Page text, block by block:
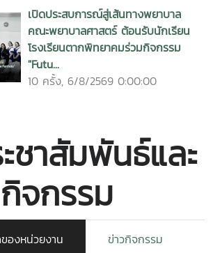
เปิดประสบการณ์สู่เส้นทางพยาบาล
คณะพยาบาลศาสตร์ ต้อนรับนักเรียน
โรงเรียนตากพิทยาคมร่วมกิจกรรม
"Futu...
10 ครั้ง, 6/8/2569 0:00:00
ชาสัมพันธ์และ
กิจกรรม
องหน่วยงาน ข่าวกิจกรรม